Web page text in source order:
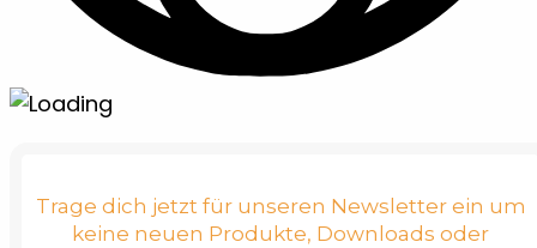
Trage dich jetzt für unseren Newsletter ein um
keine neuen Produkte, Downloads oder